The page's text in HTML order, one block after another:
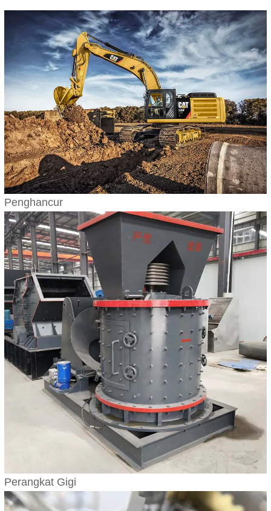
Penghancur
Perangkat Gigi